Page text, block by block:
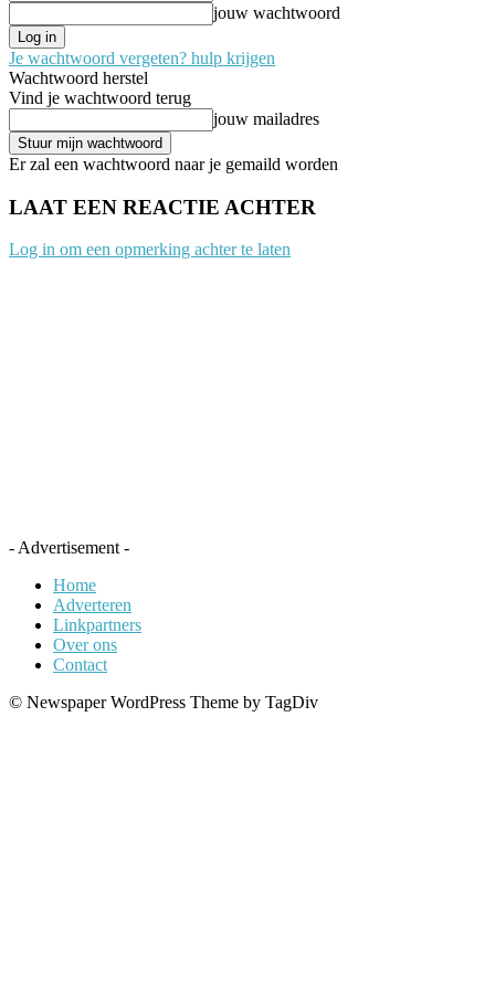
jouw wachtwoord
Je wachtwoord vergeten? hulp krijgen
Wachtwoord herstel
Vind je wachtwoord terug
jouw mailadres
Er zal een wachtwoord naar je gemaild worden
LAAT EEN REACTIE ACHTER
Log in om een opmerking achter te laten
- Advertisement -
Home
Adverteren
Linkpartners
Over ons
Contact
© Newspaper WordPress Theme by TagDiv